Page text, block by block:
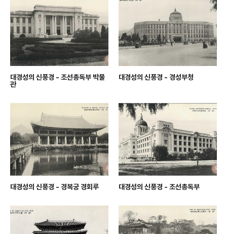
대경성의 신풍경 - 조선총독부 박물
관
대경성의 신풍경 - 경성부청
대경성의 신풍경 - 경복궁 경회루 대경성의 신풍경 - 조선총독부